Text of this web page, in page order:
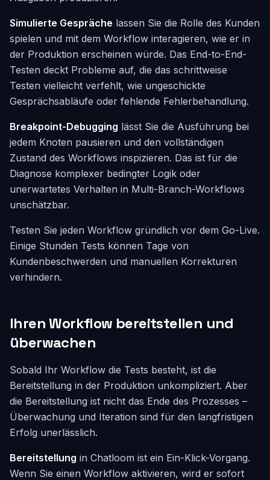
Simulierte Gespräche lassen Sie die Rolle des Kunden
spielen und mit dem Workflow interagieren, wie er in
der Produktion erscheinen würde. Das End-to-End-
Testen deckt Probleme auf, die das schrittweise
Testen vielleicht verfehlt, wie ungeschickte
Gesprächsabläufe oder fehlende Fehlerbehandlung.
Breakpoint-Debugging lässt Sie die Ausführung bei
jedem Knoten pausieren und den vollständigen
Zustand des Workflows inspizieren. Das ist für die
Diagnose komplexer bedingter Logik oder
unerwartetes Verhalten in Multi-Branch-Workflows
unschätzbar.
Testen Sie jeden Workflow gründlich vor dem Go-Live.
Einige Stunden Tests können Tage von
Kundenbeschwerden und manuellen Korrekturen
verhindern.
Ihren Workflow bereitstellen und
überwachen
Sobald Ihr Workflow die Tests besteht, ist die
Bereitstellung in der Produktion unkompliziert. Aber
die Bereitstellung ist nicht das Ende des Prozesses –
Überwachung und Iteration sind für den langfristigen
Erfolg unerlässlich.
Bereitstellung in Chatloom ist ein Ein-Klick-Vorgang.
Wenn Sie einen Workflow aktivieren, wird er sofort